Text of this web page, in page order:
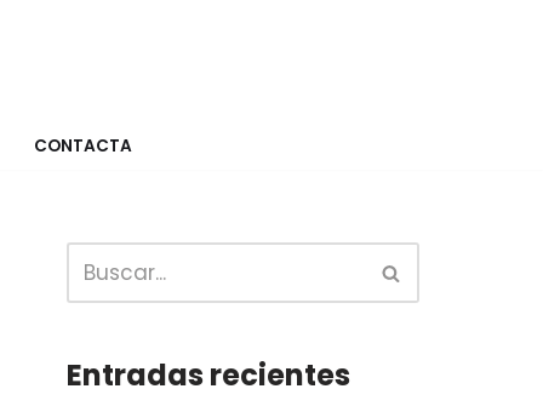
CONTACTA
Entradas recientes